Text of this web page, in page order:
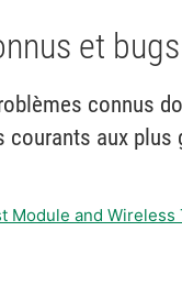
et bugs
connus
courants aux plus
and Wireless